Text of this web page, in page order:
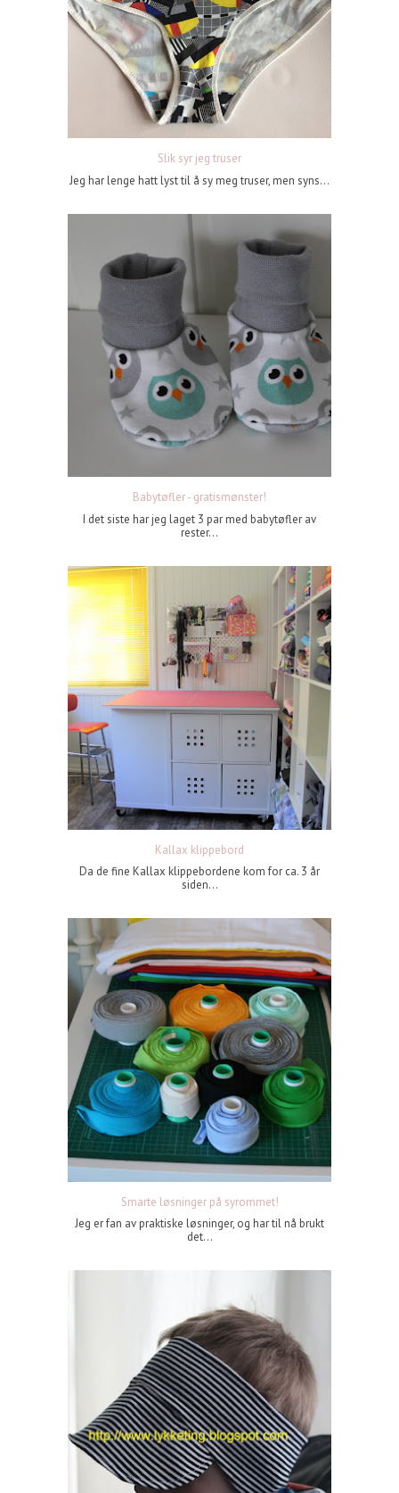
Slik syr jeg truser
Jeg har lenge hatt lyst til å sy meg truser, men syns...
Babytøfler - gratismønster!
I det siste har jeg laget 3 par med babytøfler av
rester...
Kallax klippebord
Da de fine Kallax klippebordene kom for ca. 3 år
siden...
Smarte løsninger på syrommet!
Jeg er fan av praktiske løsninger, og har til nå brukt
det...